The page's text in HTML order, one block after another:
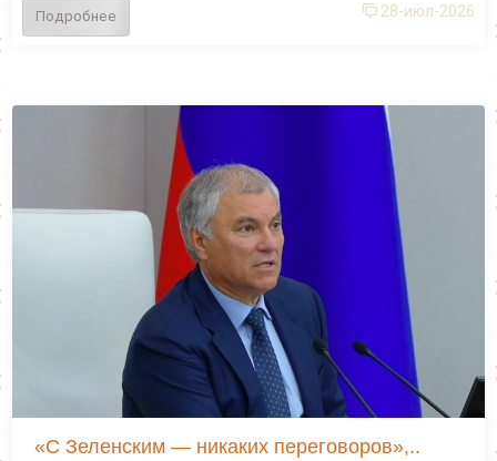
Подробнее 28-июл-2026
«С Зеленским — никаких переговоров»,..